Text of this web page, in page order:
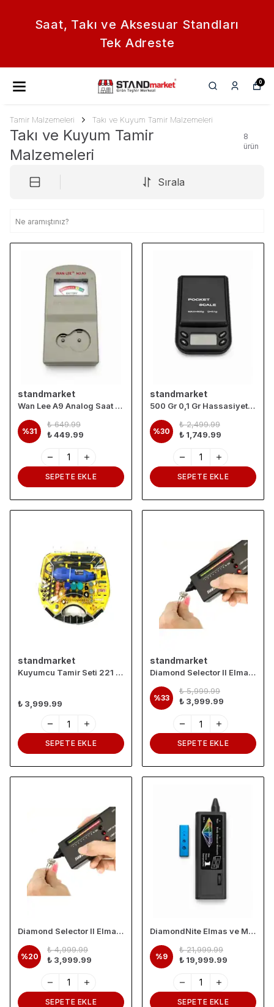
Saat, Takı ve Aksesuar Standları
Tek Adreste
0
Tamir Malzemeleri Takı ve Kuyum Tamir Malzemeleri
Takı ve Kuyum Tamir
Malzemeleri
8
ürün
Sırala
standmarket
Wan Lee A9 Analog Saat Pili ve Düğme Pil Test Cihazı
%31
₺ 649.99
₺ 449.99
SEPETE EKLE
standmarket
500 Gr 0,1 Gr Hassasiyetli Dijital Cep Terazisi – LCD Ekranlı ve Dara Fonksiyonlu
%30
₺ 2,499.99
₺ 1,749.99
SEPETE EKLE
standmarket
Kuyumcu Tamir Seti 221 Parça
₺ 3,999.99
SEPETE EKLE
standmarket
Diamond Selector II Elmas ve Pırlanta Test Cihazı – LCD ve LED Göstergeli, Sesli Uyarılı Taş Test Cihazı
%33
₺ 5,999.99
₺ 3,999.99
SEPETE EKLE
Diamond Selector II Elmas ve Pırlanta Test Cihazı – LCD ve LED Göstergeli, Sesli Uyarılı Taş Test Cihazı
%20
₺ 4,999.99
₺ 3,999.99
SEPETE EKLE
DiamondNite Elmas ve Moissanite Test Cihazı – Pırlanta Taş Test Cihazı
%9
₺ 21,999.99
₺ 19,999.99
SEPETE EKLE